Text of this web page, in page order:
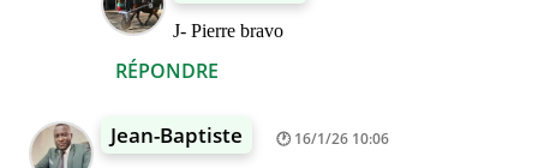
RÉPONDRE
J- Pierre bravo
Jean-Baptiste 16/1/26 10:06